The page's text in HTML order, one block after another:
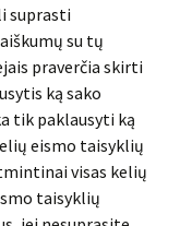
suprasti
su tų
praverčia skirti
ką sako
tik paklausyti ką
eismo taisyklių
visas kelių
taisyklių